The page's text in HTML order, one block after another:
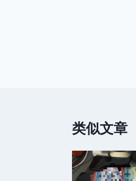
类似文章